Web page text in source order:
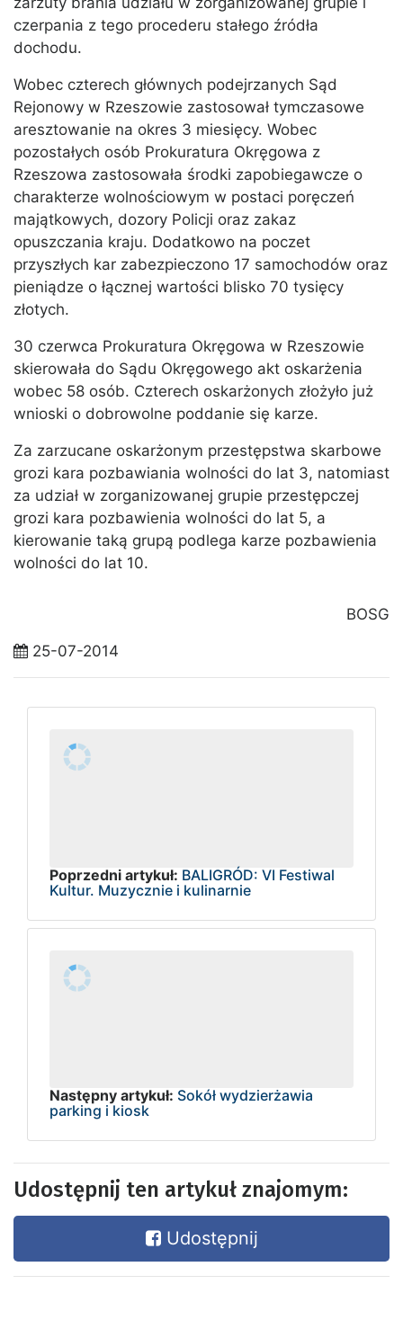
czerpania z tego procederu stałego źródła
dochodu.
Wobec czterech głównych podejrzanych Sąd
Rejonowy w Rzeszowie zastosował tymczasowe
aresztowanie na okres 3 miesięcy. Wobec
pozostałych osób Prokuratura Okręgowa z
Rzeszowa zastosowała środki zapobiegawcze o
charakterze wolnościowym w postaci poręczeń
majątkowych, dozory Policji oraz zakaz
opuszczania kraju. Dodatkowo na poczet
przyszłych kar zabezpieczono 17 samochodów oraz
pieniądze o łącznej wartości blisko 70 tysięcy
złotych.
30 czerwca Prokuratura Okręgowa w Rzeszowie
skierowała do Sądu Okręgowego akt oskarżenia
wobec 58 osób. Czterech oskarżonych złożyło już
wnioski o dobrowolne poddanie się karze.
Za zarzucane oskarżonym przestępstwa skarbowe
grozi kara pozbawiania wolności do lat 3, natomiast
za udział w zorganizowanej grupie przestępczej
grozi kara pozbawienia wolności do lat 5, a
kierowanie taką grupą podlega karze pozbawienia
wolności do lat 10.
BOSG
25-07-2014
Poprzedni artykuł: BALIGRÓD: VI Festiwal
Kultur. Muzycznie i kulinarnie
Następny artykuł: Sokół wydzierżawia
parking i kiosk
Udostępnij ten artykuł znajomym:
Udostępnij